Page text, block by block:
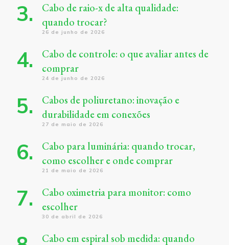
Cabo de raio-x de alta qualidade:
quando trocar?
26 de junho de 2026
Cabo de controle: o que avaliar antes de
comprar
24 de junho de 2026
Cabos de poliuretano: inovação e
durabilidade em conexões
27 de maio de 2026
Cabo para luminária: quando trocar,
como escolher e onde comprar
21 de maio de 2026
Cabo oximetria para monitor: como
escolher
30 de abril de 2026
Cabo em espiral sob medida: quando